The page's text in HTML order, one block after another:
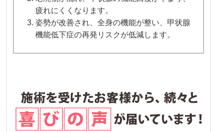
疲れにくくなります。
姿勢が改善され、全身の機能が整い、甲状腺
機能低下症の再発リスクが低減します。